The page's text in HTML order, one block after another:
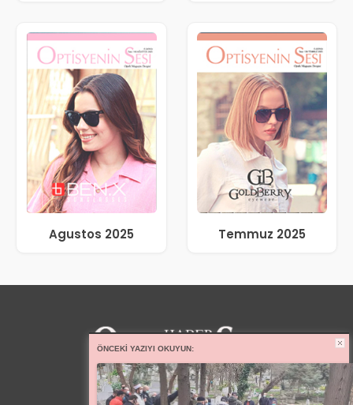
Agustos 2025 Temmuz 2025
ÖNCEKI YAZIYI OKUYUN: